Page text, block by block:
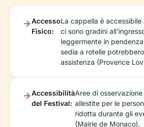
Accesso
Fisico:
La cappella è
ci sono gradini
leggermente in
sedia a rotelle
assistenza (Provence
Accessibilità
del Festival:
Aree di
allestite per le
ridotta durante gli
(Mairie de Monaco).